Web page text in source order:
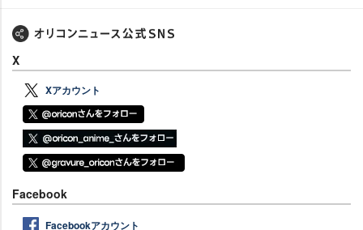
X
Xアカウント
Facebook
Facebookアカウント